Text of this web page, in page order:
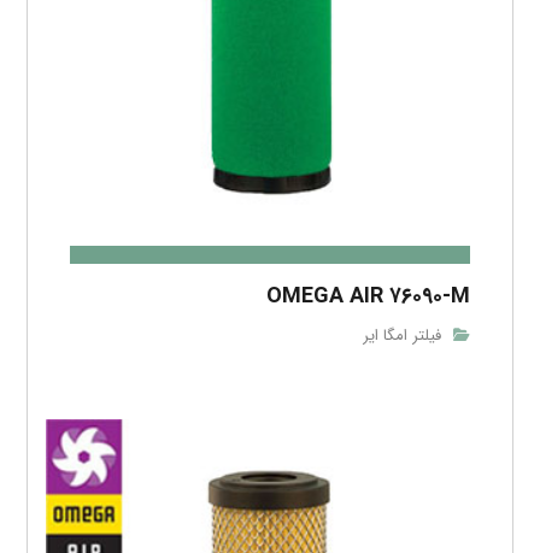
OMEGA AIR ۷۶۰۹۰-M
فیلتر امگا ایر